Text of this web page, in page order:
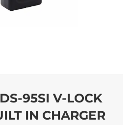
95SI V-LOCK
IN CHARGER